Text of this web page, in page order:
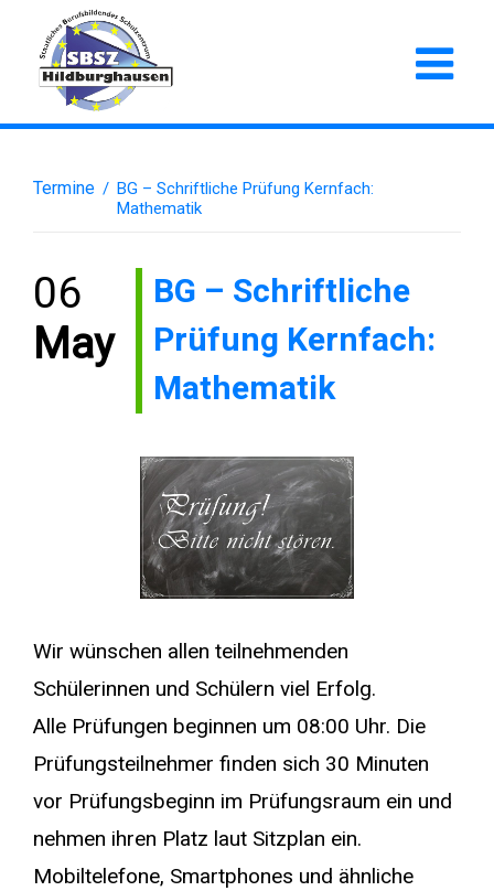
Termine / BG – Schriftliche Prüfung Kernfach:
Mathematik
06
May
BG – Schriftliche
Prüfung Kernfach:
Mathematik
Wir wünschen allen teilnehmenden
Schülerinnen und Schülern viel Erfolg.
Alle Prüfungen beginnen um 08:00 Uhr. Die
Prüfungsteilnehmer finden sich 30 Minuten
vor Prüfungsbeginn im Prüfungsraum ein und
nehmen ihren Platz laut Sitzplan ein.
Mobiltelefone, Smartphones und ähnliche